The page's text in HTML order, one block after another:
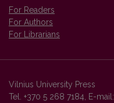
For Readers
For Authors
For Librarians
Vilnius University Press
Tel. +370 5 268 7184, E-mail: